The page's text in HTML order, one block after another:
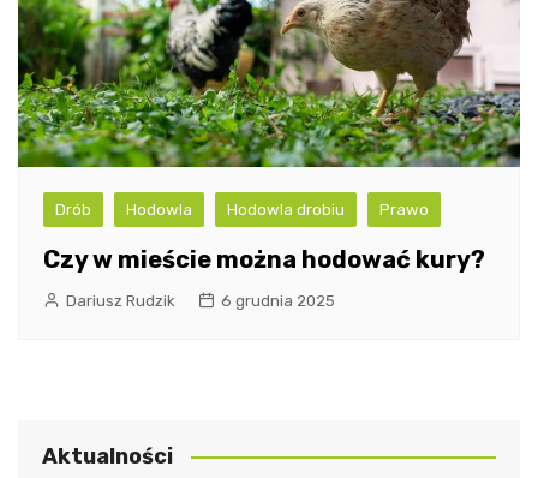
Drób Hodowla Hodowla drobiu Prawo
Czy w mieście można hodować kury?
Dariusz Rudzik 6 grudnia 2025
Aktualności